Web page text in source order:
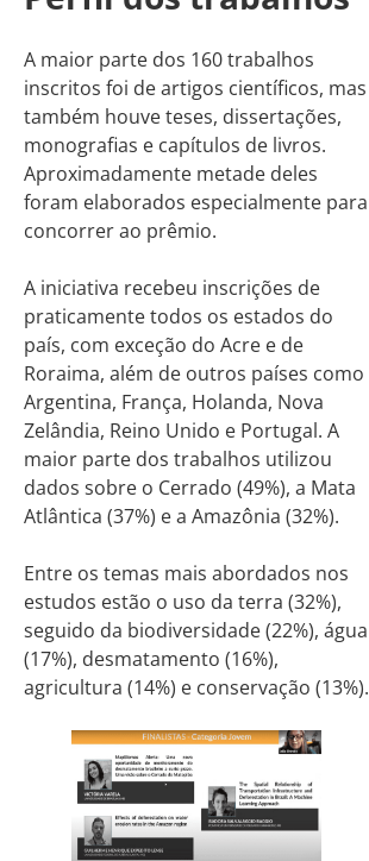
A maior parte dos 160 trabalhos
inscritos foi de artigos científicos, mas
também houve teses, dissertações,
monografias e capítulos de livros.
Aproximadamente metade deles
foram elaborados especialmente para
concorrer ao prêmio.
A iniciativa recebeu inscrições de
praticamente todos os estados do
país, com exceção do Acre e de
Roraima, além de outros países como
Argentina, França, Holanda, Nova
Zelândia, Reino Unido e Portugal. A
maior parte dos trabalhos utilizou
dados sobre o Cerrado (49%), a Mata
Atlântica (37%) e a Amazônia (32%).
Entre os temas mais abordados nos
estudos estão o uso da terra (32%),
seguido da biodiversidade (22%), água
(17%), desmatamento (16%),
agricultura (14%) e conservação (13%).